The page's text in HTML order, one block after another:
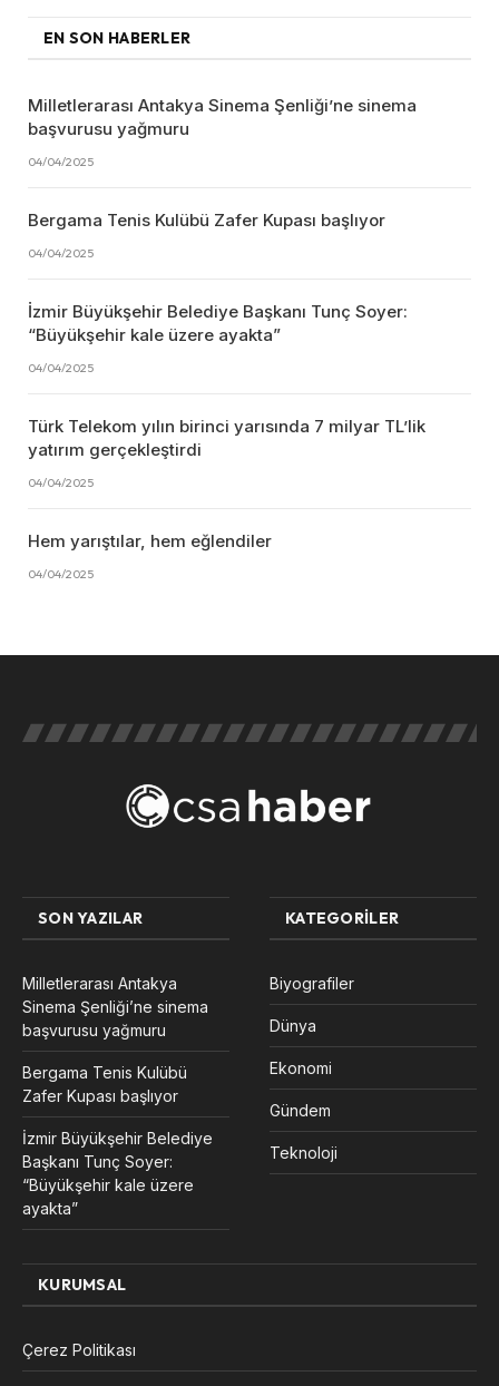
EN SON HABERLER
Milletlerarası Antakya Sinema Şenliği’ne sinema
başvurusu yağmuru
04/04/2025
Bergama Tenis Kulübü Zafer Kupası başlıyor
04/04/2025
İzmir Büyükşehir Belediye Başkanı Tunç Soyer:
“Büyükşehir kale üzere ayakta”
04/04/2025
Türk Telekom yılın birinci yarısında 7 milyar TL’lik
yatırım gerçekleştirdi
04/04/2025
Hem yarıştılar, hem eğlendiler
04/04/2025
SON YAZILAR
Milletlerarası Antakya
Sinema Şenliği’ne sinema
başvurusu yağmuru
Bergama Tenis Kulübü
Zafer Kupası başlıyor
İzmir Büyükşehir Belediye
Başkanı Tunç Soyer:
“Büyükşehir kale üzere
ayakta”
KATEGORILER
Biyografiler
Dünya
Ekonomi
Gündem
Teknoloji
KURUMSAL
Çerez Politikası